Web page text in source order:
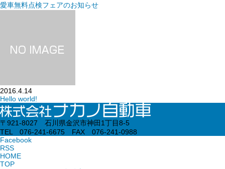
愛車無料点検フェアのお知らせ
2016.4.14
Hello world!
〒921-8027 石川県金沢市神田1丁目8-5
TEL 076-241-6675 FAX 076-241-0988
Facebook
RSS
HOME
TOP